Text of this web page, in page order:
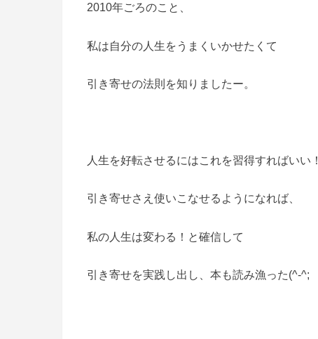
2010年ごろのこと、
私は自分の人生をうまくいかせたくて
引き寄せの法則を知りましたー。
人生を好転させるにはこれを習得すればいい！
引き寄せさえ使いこなせるようになれば、
私の人生は変わる！と確信して
引き寄せを実践し出し、本も読み漁った(^-^;